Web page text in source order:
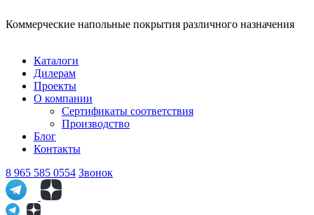
Коммерческие напольные покрытия различного назначения
Каталоги
Дилерам
Проекты
О компании
Сертификаты соответствия
Производство
Блог
Контакты
8 965 585 0554 Звонок